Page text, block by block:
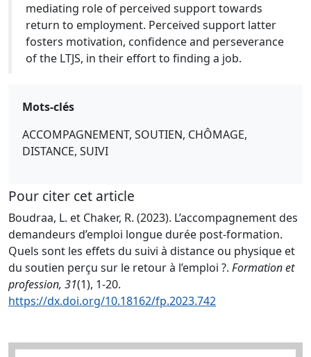
mediating role of perceived support towards
return to employment. Perceived support latter
fosters motivation, confidence and perseverance
of the LTJS, in their effort to finding a job.
Mots-clés
ACCOMPAGNEMENT, SOUTIEN, CHÔMAGE,
DISTANCE, SUIVI
Pour citer cet article
Boudraa, L. et Chaker, R. (2023). L’accompagnement des
demandeurs d’emploi longue durée post-formation.
Quels sont les effets du suivi à distance ou physique et
du soutien perçu sur le retour à l’emploi ?. Formation et
profession, 31(1), 1-20.
https://dx.doi.org/10.18162/fp.2023.742